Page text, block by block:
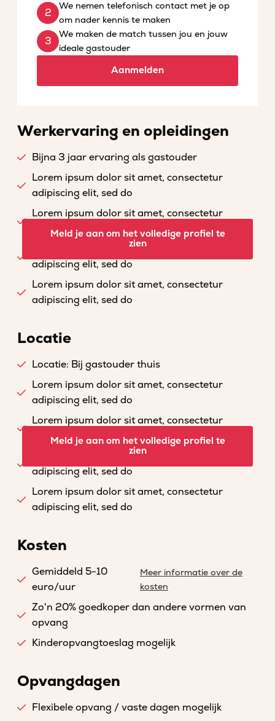
We nemen telefonisch contact met je op
om nader kennis te maken
We maken de match tussen jou en jouw
ideale gastouder
Aanmelden
Werkervaring en opleidingen
Bijna 3 jaar ervaring als gastouder
Lorem ipsum dolor sit amet, consectetur
adipiscing elit, sed do
Lorem ipsum dolor sit amet, consectetur
adipiscing elit, sed do
Lorem ipsum dolor sit amet, consectetur
adipiscing elit, sed do
Lorem ipsum dolor sit amet, consectetur
adipiscing elit, sed do
Meld je aan om het volledige profiel te
zien
Locatie
Locatie: Bij gastouder thuis
Lorem ipsum dolor sit amet, consectetur
adipiscing elit, sed do
Lorem ipsum dolor sit amet, consectetur
adipiscing elit, sed do
Lorem ipsum dolor sit amet, consectetur
adipiscing elit, sed do
Lorem ipsum dolor sit amet, consectetur
adipiscing elit, sed do
Meld je aan om het volledige profiel te
zien
Kosten
Gemiddeld 5-10
euro/uur
Meer informatie over de
kosten
Zo'n 20% goedkoper dan andere vormen van
opvang
Kinderopvangtoeslag mogelijk
Opvangdagen
Flexibele opvang / vaste dagen mogelijk